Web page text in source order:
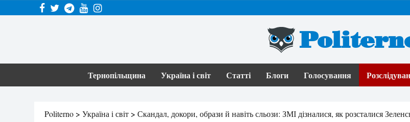
Тернопільщина Україна і світ Статті Блоги Голосування
Politerno > Україна і світ > Скандал, докори, образи й навіть сльози: ЗМІ дізналися, як розсталися